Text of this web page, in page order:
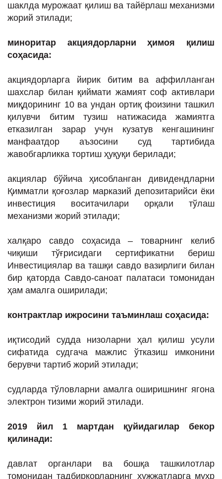
шаклда мурожаат қилиш ва тайёрлаш механизми
жорий этилади;
миноритар акциядорларни ҳимоя қилиш
соҳасида:
акциядорларга йирик битим ва аффилланган
шахслар билан қиймати жамият соф активлари
миқдорининг 10 ва ундан ортиқ фоизини ташкил
қилувчи битим тузиш натижасида жамиятга
етказилган зарар учун кузатув кенгашининг
манфаатдор аъзосини суд тартибида
жавобгарликка тортиш ҳуқуқи берилади;
акциялар бўйича ҳисобланган дивидендларни
Қимматли қоғозлар марказий депозитарийси ёки
инвестиция воситачилари орқали тўлаш
механизми жорий этилади;
халқаро савдо соҳасида – товарнинг келиб
чиқиши тўғрисидаги сертификатни бериш
Инвестициялар ва ташқи савдо вазирлиги билан
бир қаторда Савдо-саноат палатаси томонидан
ҳам амалга оширилади;
контрактлар ижросини таъминлаш соҳасида:
иқтисодий судда низоларни ҳал қилиш усули
сифатида судгача мажлис ўтказиш имконини
берувчи тартиб жорий этилади;
судларда тўловларни амалга оширишнинг ягона
электрон тизими жорий этилади.
2019 йил 1 мартдан қуйидагилар бекор
қилинади:
давлат органлари ва бошқа ташкилотлар
томонидан тадбиркорларнинг ҳужжатларга муҳр